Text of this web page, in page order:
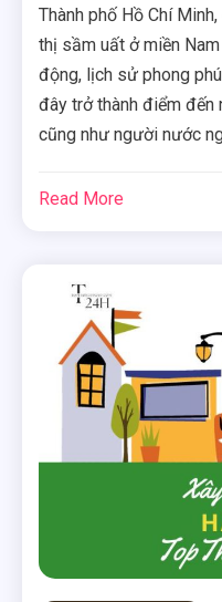
Thành phố Hồ Chí
thị sầm uất ở miền
động, lịch sử phong
đây trở thành điểm
cũng như người nước
Read More